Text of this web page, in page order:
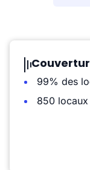
99% des
850